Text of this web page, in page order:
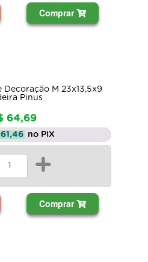
Comprar
Decoração M 23x13,5x9
Pinus
64,69
no PIX
+
Comprar